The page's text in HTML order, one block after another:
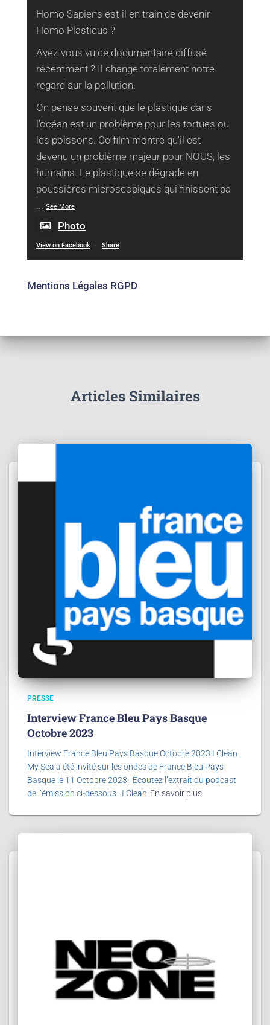
Homo Sapiens est-il en train de devenir
Homo Plasticus ?
Avez-vous vu ce documentaire diffusé
récemment ? Il change totalement notre
regard sur la pollution.
On pense souvent que le plastique dans
l'océan est un problème pour les tortues ou
les poissons. Ce film montre qu'il est
devenu un problème majeur pour NOUS, les
humains. Le plastique se dégrade en
poussières microscopiques qui finissent pa
... See More
Photo
View on Facebook · Share
Mentions Légales RGPD
Articles Similaires
PRESSE
Interview France Bleu Pays Basque
Octobre 2023​
Interview France Bleu Pays Basque Octobre 2023 I Clean
My Sea a été invité sur les ondes de France Bleu Pays
Basque le 11 Octobre 2023. Ecoutez l’extrait du podcast
de l’émission ci-dessous : I Clean En savoir plus